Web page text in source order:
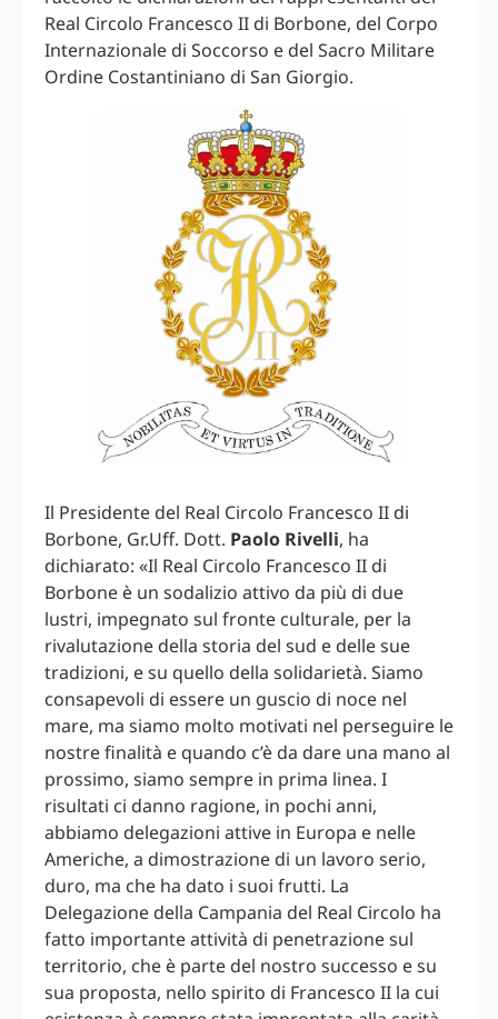
Real Circolo Francesco II di Borbone, del Corpo
Internazionale di Soccorso e del Sacro Militare
Ordine Costantiniano di San Giorgio.
Il Presidente del Real Circolo Francesco II di
Borbone, Gr.Uff. Dott. Paolo Rivelli, ha
dichiarato: «Il Real Circolo Francesco II di
Borbone è un sodalizio attivo da più di due
lustri, impegnato sul fronte culturale, per la
rivalutazione della storia del sud e delle sue
tradizioni, e su quello della solidarietà. Siamo
consapevoli di essere un guscio di noce nel
mare, ma siamo molto motivati nel perseguire le
nostre finalità e quando c’è da dare una mano al
prossimo, siamo sempre in prima linea. I
risultati ci danno ragione, in pochi anni,
abbiamo delegazioni attive in Europa e nelle
Americhe, a dimostrazione di un lavoro serio,
duro, ma che ha dato i suoi frutti. La
Delegazione della Campania del Real Circolo ha
fatto importante attività di penetrazione sul
territorio, che è parte del nostro successo e su
sua proposta, nello spirito di Francesco II la cui